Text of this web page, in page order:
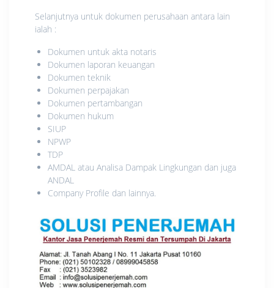
Selanjutnya untuk dokumen perusahaan antara lain
ialah :
Dokumen untuk akta notaris
Dokumen laporan keuangan
Dokumen teknik
Dokumen perpajakan
Dokumen pertambangan
Dokumen hukum
SIUP
NPWP
TDP
AMDAL atau Analisa Dampak Lingkungan dan juga
ANDAL
Company Profile dan lainnya.